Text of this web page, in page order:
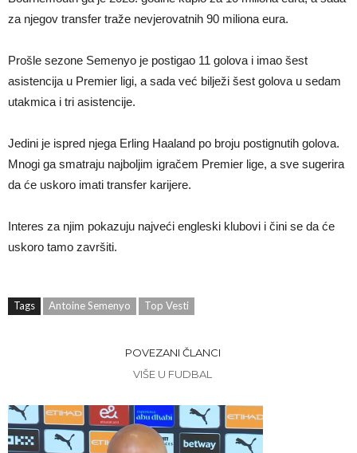
za njegov transfer traže nevjerovatnih 90 miliona eura.
Prošle sezone Semenyo je postigao 11 golova i imao šest
asistencija u Premier ligi, a sada već bilježi šest golova u sedam
utakmica i tri asistencije.
Jedini je ispred njega Erling Haaland po broju postignutih golova.
Mnogi ga smatraju najboljim igračem Premier lige, a sve sugerira
da će uskoro imati transfer karijere.
Interes za njim pokazuju najveći engleski klubovi i čini se da će
uskoro tamo završiti.
Tags Antoine Semenyo Top Vesti
POVEZANI ČLANCI
VIŠE U FUDBAL